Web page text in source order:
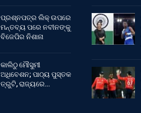
ପ୍ରଶ୍ନପତ୍ର ଲିକ୍ ଉପରେ
ମନ୍ତବ୍ୟ ପରେ ନବୀନଙ୍କୁ
ବିଜେପିର ନିଶାନା
କାଲିଠୁ ମୌସୁମୀ
ଅଧିବେଶନ; ପାଠ୍ୟ ପୁସ୍ତକ
ତ୍ରୁଟି, ରାଜ୍ୟରେ…